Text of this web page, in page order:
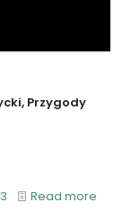
Przygody
3 Read more